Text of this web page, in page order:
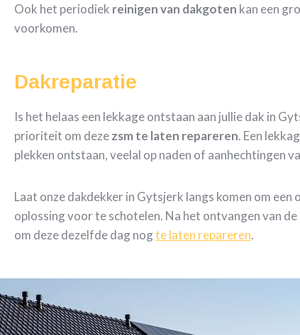
Ook het periodiek reinigen van dakgoten kan een
voorkomen.
Dakreparatie
Is het helaas een lekkage ontstaan aan jullie dak in
prioriteit om dezezsm te laten repareren. Een
plekken ontstaan, veelal op naden of aanhechtingen
Laat onze dakdekker in Gytsjerk langs komen om een
oplossing voor te schotelen. Na het ontvangen van
om deze dezelfde dag nogte laten repareren.